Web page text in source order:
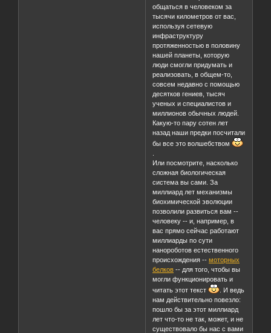
общаться в человеком за
тысячи километров от вас,
используя сетевую
инфраструктуру
протяженностью в половину
нашей планеты, которую
люди смогли придумать и
реализовать, в общем-то,
совсем недавно с помощью
десятков гениев, тысяч
ученых и специалистов и
миллионов обычных людей.
Какую-то пару сотен лет
назад наши предки посчитали
бы все это волшебством
Или посмотрите, насколько
сложная биологическая
система вы сами. За
миллиард лет механизмы
биохимической эволюции
позволили развиться вам --
человеку -- и, например, в
вас прямо сейчас работают
миллиарды по сути
нанороботов естественного
происхождения --моторных
белков -- для того, чтобы вы
могли функционировать и
читать этот текст
. И ведь
нам действительно повезло:
пошло бы за этот миллиард
лет что-то не так, может, и не
существовало бы нас с вами